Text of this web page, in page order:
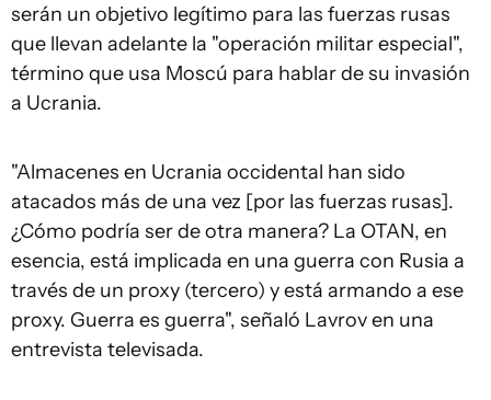
serán un objetivo legítimo para las fuerzas rusas
que llevan adelante la "operación militar especial",
término que usa Moscú para hablar de su invasión
a Ucrania.
"Almacenes en Ucrania occidental han sido
atacados más de una vez [por las fuerzas rusas].
¿Cómo podría ser de otra manera? La OTAN, en
esencia, está implicada en una guerra con Rusia a
través de un proxy (tercero) y está armando a ese
proxy. Guerra es guerra", señaló Lavrov en una
entrevista televisada.